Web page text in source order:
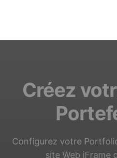
Créez
Configurez votre
site Web iFrame